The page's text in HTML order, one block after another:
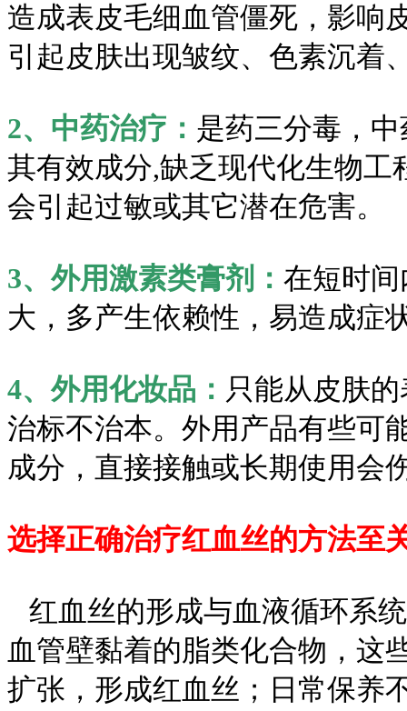
造成表皮毛细血管僵死，影响
引起皮肤出现皱纹、色素沉着
2、中药治疗： 是药三分毒，
其有效成分,缺乏现代化生物
会引起过敏或其它潜在危害。
3、外用激素类膏剂： 在短时
大，多产生依赖性，易造成症
4、外用化妆品： 只能从皮肤
治标不治本。外用产品有些可
成分，直接接触或长期使用会
选择正确治疗红血丝的方法至
红血丝的形成与血液循环系
血管壁黏着的脂类化合物，这
扩张，形成红血丝；日常保养